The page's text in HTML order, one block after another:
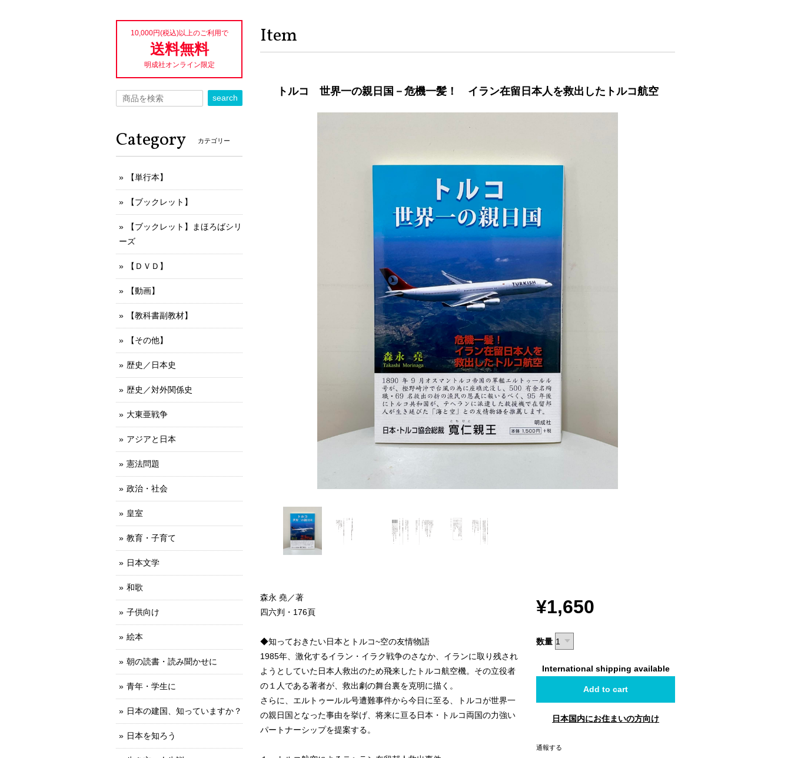
Item
トルコ 世界一の親日国－危機一髪！ イラン在留日本人を救出したトルコ航空
森永 堯／著
四六判・176頁
◆知っておきたい日本とトルコ~空の友情物語
1985年、激化するイラン・イラク戦争のさなか、イランに取り残され
ようとしていた日本人救出のため飛来したトルコ航空機。その立役者
の１人である著者が、救出劇の舞台裏を克明に描く。
さらに、エルトゥールル号遭難事件から今日に至る、トルコが世界一
の親日国となった事由を挙げ、将来に亘る日本・トルコ両国の力強い
パートナーシップを提案する。
¥1,650
数量
International shipping available
Add to cart
日本国内にお住まいの方向け
通報する
10,000円(税込)以上のご利用で
送料無料
明成社オンライン限定
search
Category カテゴリー
【単行本】
【ブックレット】
【ブックレット】まほろばシリ
ーズ
【ＤＶＤ】
【動画】
【教科書副教材】
【その他】
歴史／日本史
歴史／対外関係史
大東亜戦争
アジアと日本
憲法問題
政治・社会
皇室
教育・子育て
日本文学
和歌
子供向け
絵本
朝の読書・読み聞かせに
青年・学生に
日本の建国、知っていますか？
日本を知ろう